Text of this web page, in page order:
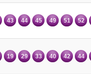
43 44 45 49 51 52
19 29 33 40 42 44